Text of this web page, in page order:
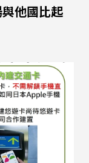
他國比起